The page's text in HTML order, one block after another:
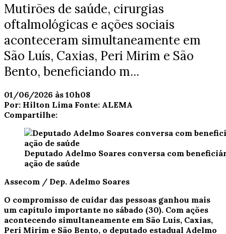
Mutirões de saúde, cirurgias
oftalmológicas e ações sociais
aconteceram simultaneamente em
São Luís, Caxias, Peri Mirim e São
Bento, beneficiando m...
01/06/2026 às 10h08
Por: Hilton Lima Fonte: ALEMA
Compartilhe:
Deputado Adelmo Soares conversa com
ação de saúde
Assecom / Dep. Adelmo Soares
O compromisso de cuidar das pessoas ganhou mais
um capítulo importante no sábado (30). Com ações
acontecendo simultaneamente em São Luís, Caxias,
Peri Mirim e São Bento, o deputado estadual Adelmo